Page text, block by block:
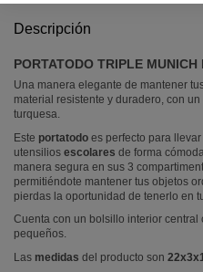
Descripción
PORTATODO TRIPLE MUNICH
Una manera elegante de mantener
material resistente y duradero, con
turquesa.
Este portatodo es perfecto para
utensilios escolares de forma
manera segura en sus 3
permitiéndote mantener tus objetos
pierdas la oportunidad de tenerlo en
Cuenta con un bolsillo interior
pequeños.
Las medidas del producto son